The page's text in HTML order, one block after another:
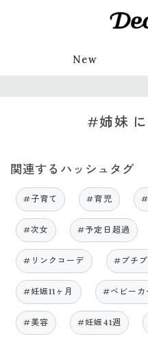
New
#姉妹
関連するハッシュタグ
#子育て #育児 #
#次女 #予定日超過
#リンクコーデ #プチプ
#妊娠11ヶ月 #ベビーカ
#美容 #妊娠41週